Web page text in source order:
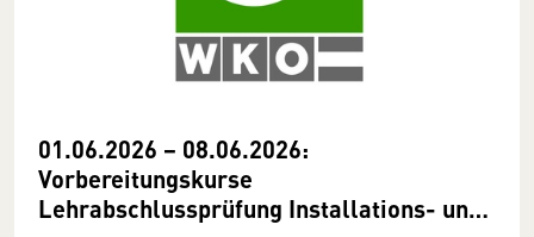
01.06.2026 − 08.06.2026:
Vorbereitungskurse
Lehrabschlussprüfung Installations- und